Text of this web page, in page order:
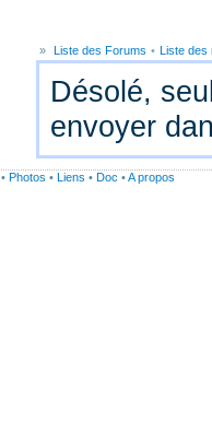
» Liste des Forums • Liste des
Désolé,
envoyer
• Photos • Liens • Doc •A propos